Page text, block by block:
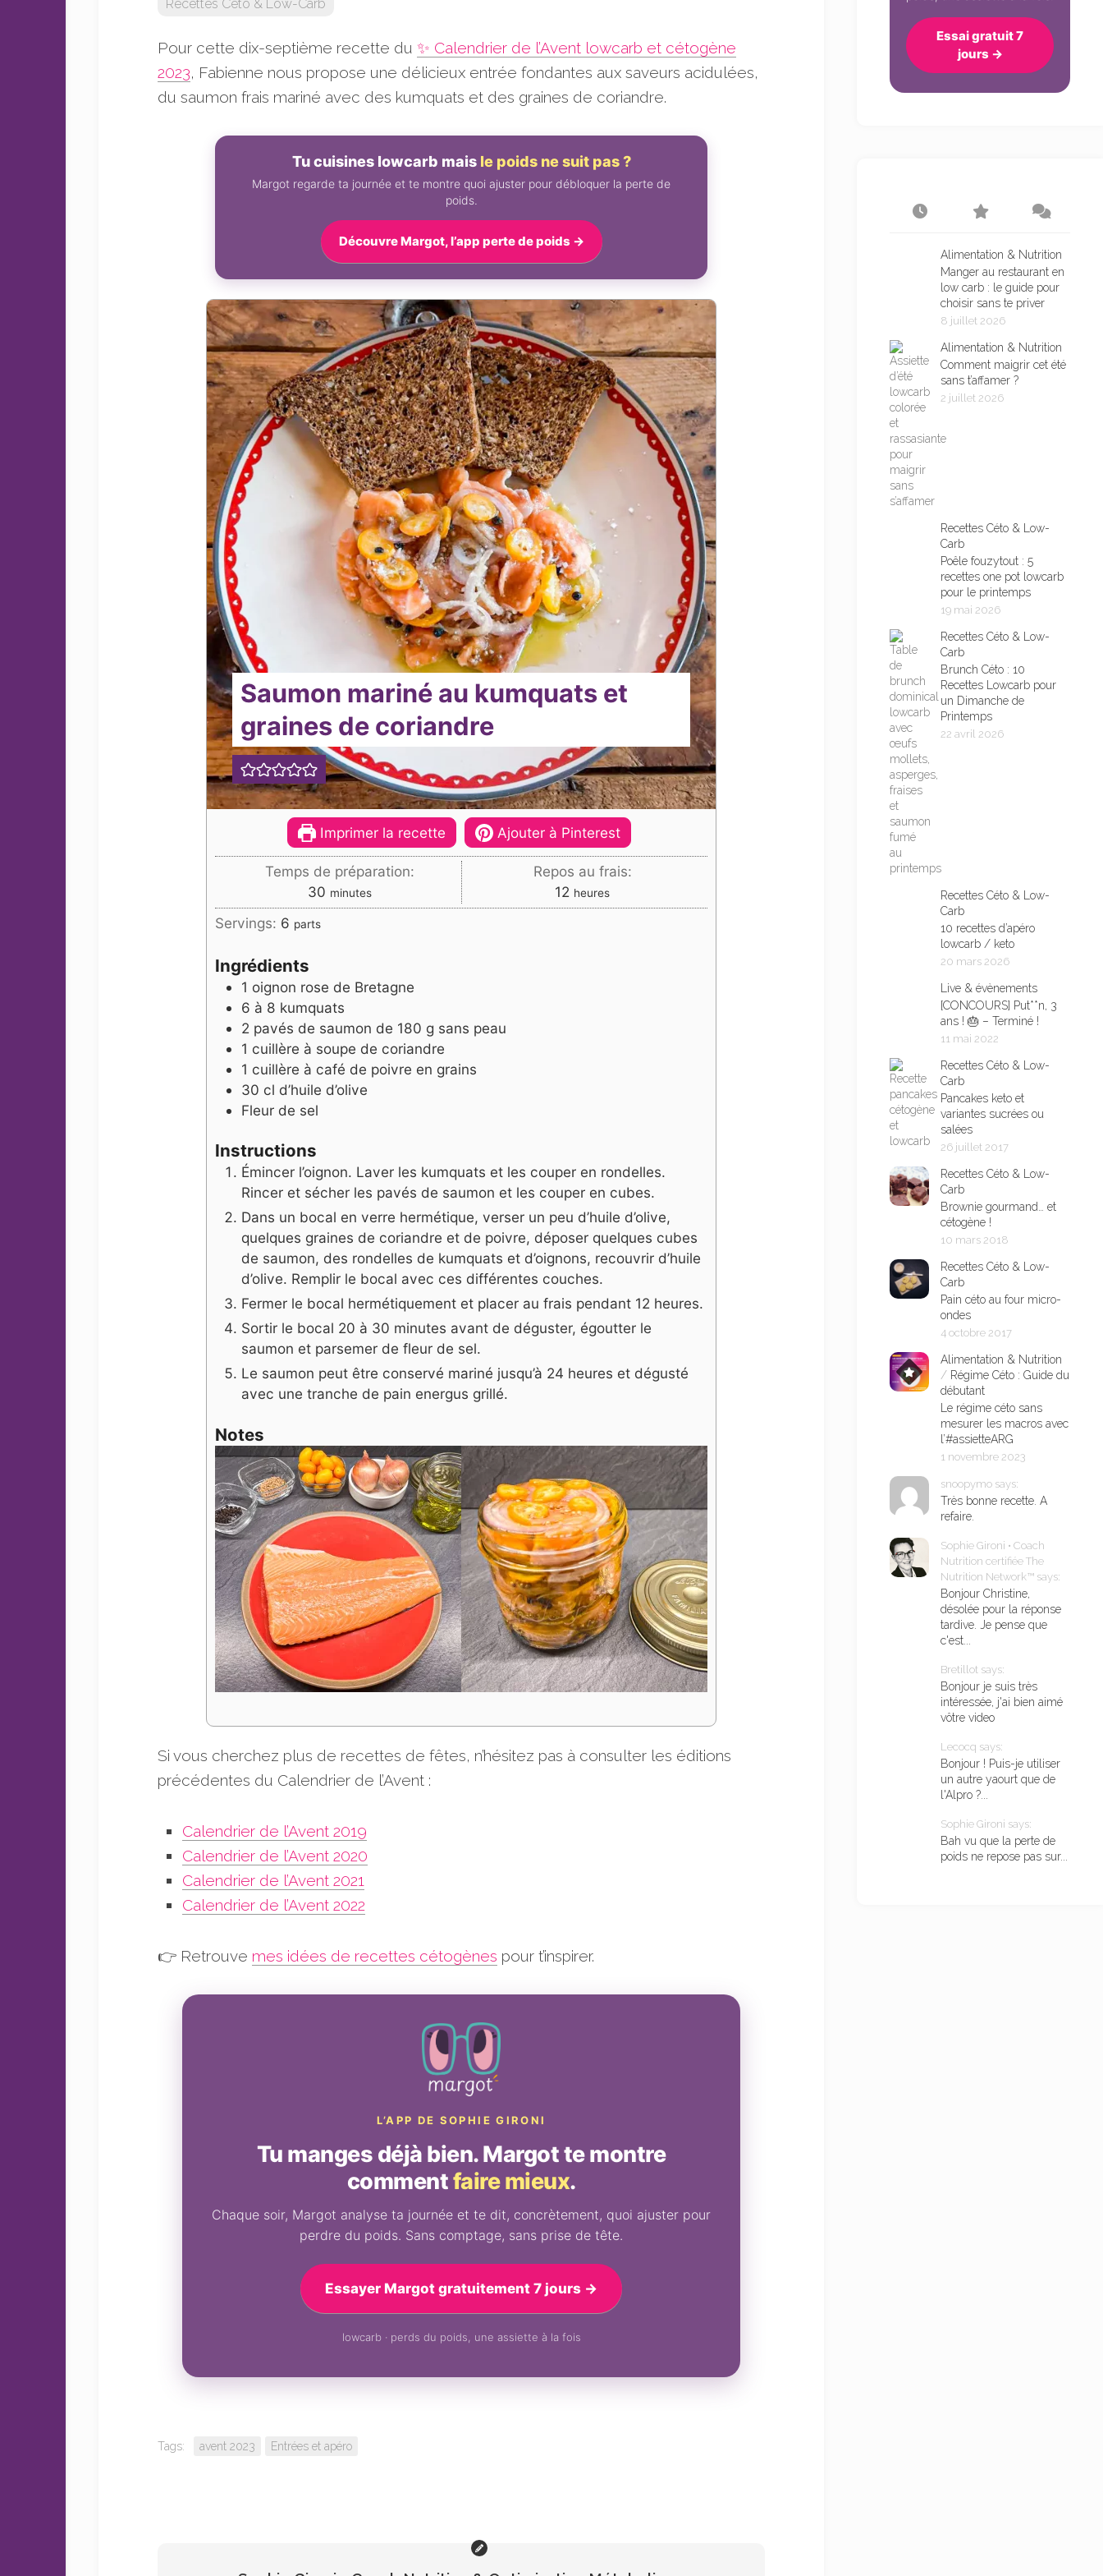
sans
Recettes Céto & Low-Carb
Pour cette dix-septième recette du ✨ Calendrier de l’Avent lowcarb et cétogène
2023, Fabienne nous propose une délicieux entrée fondantes aux saveurs acidulées,
du saumon frais mariné avec des kumquats et des graines de coriandre.
Tu cuisines lowcarb mais le poids ne suit pas ?
Margot regarde ta journée et te montre quoi ajuster pour débloquer la perte de
poids.
Découvre Margot, l’app perte de poids →
Saumon mariné au kumquats et
graines de coriandre
Imprimer la recette Ajouter à Pinterest
Temps de préparation:
30 minutes
minutes
Repos au frais:
12 heures
heures
Servings: 6 parts
Ingrédients
1 oignon rose de Bretagne
6 à 8 kumquats
2 pavés de saumon de 180 g sans peau
1 cuillère à soupe de coriandre
1 cuillère à café de poivre en grains
30 cl d’huile d’olive
Fleur de sel
Instructions
Émincer l’oignon. Laver les kumquats et les couper en rondelles.
Rincer et sécher les pavés de saumon et les couper en cubes.
Dans un bocal en verre hermétique, verser un peu d’huile d’olive,
quelques graines de coriandre et de poivre, déposer quelques cubes
de saumon, des rondelles de kumquats et d’oignons, recouvrir d’huile
d’olive. Remplir le bocal avec ces différentes couches.
Fermer le bocal hermétiquement et placer au frais pendant 12 heures.
Sortir le bocal 20 à 30 minutes avant de déguster, égoutter le
saumon et parsemer de fleur de sel.
Le saumon peut être conservé mariné jusqu’à 24 heures et dégusté
avec une tranche de pain energus grillé.
Notes
Si vous cherchez plus de recettes de fêtes, n’hésitez pas à consulter les éditions
précédentes du Calendrier de l’Avent :
Calendrier de l’Avent 2019
Calendrier de l’Avent 2020
Calendrier de l’Avent 2021
Calendrier de l’Avent 2022
👉 Retrouve mes idées de recettes cétogènes pour t’inspirer.
L’APP DE SOPHIE GIRONI
Tu manges déjà bien. Margot te montre
commentfaire mieux.
Chaque soir, Margot analyse ta journée et te dit, concrètement, quoi ajuster pour
perdre du poids. Sans comptage, sans prise de tête.
Essayer Margot gratuitement 7 jours →
lowcarb · perds du poids, une assiette à la fois
Tags: avent 2023 Entrées et apéro
Essai gratuit 7
jours →
Alimentation & Nutrition
Manger au restaurant en
low carb : le guide pour
choisir sans te priver
8 juillet 2026
Alimentation & Nutrition
Comment maigrir cet été
sans t’affamer ?
2 juillet 2026
Recettes Céto & Low-
Carb
Poêle fouzytout : 5
recettes one pot lowcarb
pour le printemps
19 mai 2026
Recettes Céto & Low-
Carb
Brunch Céto : 10
Recettes Lowcarb pour
un Dimanche de
Printemps
22 avril 2026
Recettes Céto & Low-
Carb
10 recettes d’apéro
lowcarb / keto
20 mars 2026
Live & évènements
[CONCOURS] Put**n, 3
ans ! 🎂 – Terminé !
11 mai 2022
Recettes Céto & Low-
Carb
Pancakes keto et
variantes sucrées ou
salées
26 juillet 2017
Recettes Céto & Low-
Carb
Brownie gourmand… et
cétogène !
10 mars 2018
Recettes Céto & Low-
Carb
Pain céto au four micro-
ondes
4 octobre 2017
Alimentation & Nutrition
/ Régime Céto : Guide du
débutant
Le régime céto sans
mesurer les macros avec
l’#assietteARG
1 novembre 2023
snoopymo says:
Très bonne recette. A
refaire.
Sophie Gironi • Coach
Nutrition certifiée The
Nutrition Network™ says:
Bonjour Christine,
désolée pour la réponse
tardive. Je pense que
c'est...
Bretillot says:
Bonjour je suis très
intéressée, j'ai bien aimé
vôtre video
Lecocq says:
Bonjour ! Puis-je utiliser
un autre yaourt que de
l'Alpro ?...
Sophie Gironi says:
Bah vu que la perte de
poids ne repose pas sur...